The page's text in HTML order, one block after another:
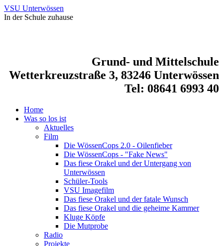
VSU Unterwössen
In der Schule zuhause
Grund- und Mittelschule
Wetterkreuzstraße 3, 83246 Unterwössen
Tel: 08641 6993 40
Home
Was so los ist
Aktuelles
Film
Die WössenCops 2.0 - Oilenfieber
Die WössenCops - "Fake News"
Das fiese Orakel und der Untergang von
Unterwössen
Schüler-Tools
VSU Imagefilm
Das fiese Orakel und der fatale Wunsch
Das fiese Orakel und die geheime Kammer
Kluge Köpfe
Die Mutprobe
Radio
Projekte